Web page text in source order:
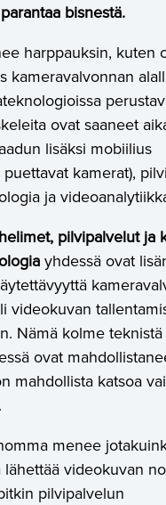
bisnestä.
harppauksin, kuten
kameravalvonnan
ovat saaneet
lisäksi mobiilius
kamerat),
ja
pilvipalvelut ja
yhdessä ovat
videokuvan
Nämä kolme teknistä
ovat
mahdollista katsoa
menee
videokuvan
pilvipalvelun